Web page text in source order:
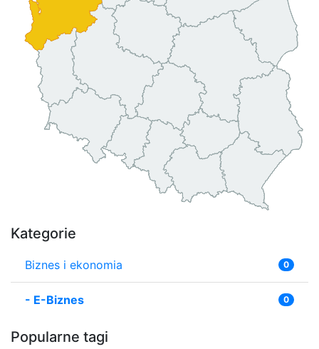
Kategorie
Biznes i ekonomia 0
- E-Biznes 0
Popularne tagi